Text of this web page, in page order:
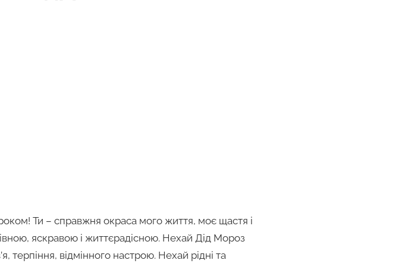
Ти – справжня окраса мого життя, моє щастя і
яскравою і життєрадісною. Нехай Дід Мороз
відмінного настрою. Нехай рідні та